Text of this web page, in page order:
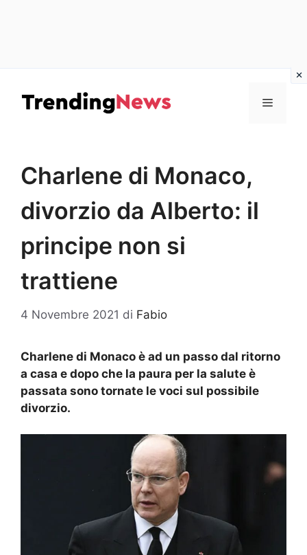
contenuto
Menu
Charlene di Monaco,
divorzio da Alberto: il
principe non si
trattiene
4 Novembre 2021 di Fabio
Charlene di Monaco è ad un passo dal ritorno
a casa e dopo che la paura per la salute è
passata sono tornate le voci sul possibile
divorzio.